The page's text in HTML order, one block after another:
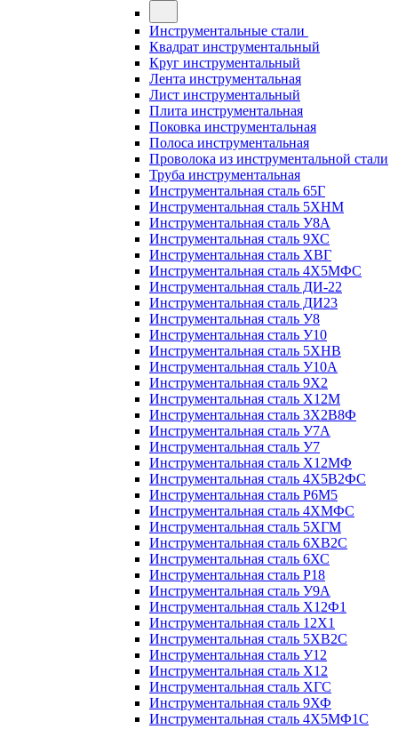
Инструментальные стали
Квадрат инструментальный
Круг инструментальный
Лента инструментальная
Лист инструментальный
Плита инструментальная
Поковка инструментальная
Полоса инструментальная
Проволока из инструментальной стали
Труба инструментальная
Инструментальная сталь 65Г
Инструментальная сталь 5ХНМ
Инструментальная сталь У8А
Инструментальная сталь 9ХС
Инструментальная сталь ХВГ
Инструментальная сталь 4Х5МФС
Инструментальная сталь ДИ-22
Инструментальная сталь ДИ23
Инструментальная сталь У8
Инструментальная сталь У10
Инструментальная сталь 5ХНВ
Инструментальная сталь У10А
Инструментальная сталь 9Х2
Инструментальная сталь Х12М
Инструментальная сталь 3Х2В8Ф
Инструментальная сталь У7А
Инструментальная сталь У7
Инструментальная сталь Х12МФ
Инструментальная сталь 4Х5В2ФС
Инструментальная сталь Р6М5
Инструментальная сталь 4ХМФС
Инструментальная сталь 5ХГМ
Инструментальная сталь 6ХВ2С
Инструментальная сталь 6ХС
Инструментальная сталь Р18
Инструментальная сталь У9А
Инструментальная сталь Х12Ф1
Инструментальная сталь 12Х1
Инструментальная сталь 5ХВ2С
Инструментальная сталь У12
Инструментальная сталь Х12
Инструментальная сталь ХГС
Инструментальная сталь 9ХФ
Инструментальная сталь 4Х5МФ1С